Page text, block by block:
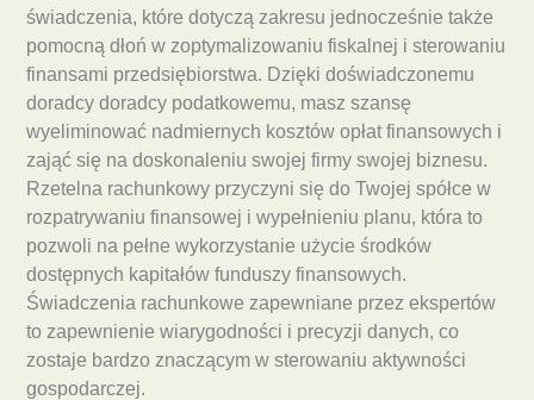
świadczenia, które dotyczą zakresu jednocześnie także
pomocną dłoń w zoptymalizowaniu fiskalnej i sterowaniu
finansami przedsiębiorstwa. Dzięki doświadczonemu
doradcy doradcy podatkowemu, masz szansę
wyeliminować nadmiernych kosztów opłat finansowych i
zająć się na doskonaleniu swojej firmy swojej biznesu.
Rzetelna rachunkowy przyczyni się do Twojej spółce w
rozpatrywaniu finansowej i wypełnieniu planu, która to
pozwoli na pełne wykorzystanie użycie środków
dostępnych kapitałów funduszy finansowych.
Świadczenia rachunkowe zapewniane przez ekspertów
to zapewnienie wiarygodności i precyzji danych, co
zostaje bardzo znaczącym w sterowaniu aktywności
gospodarczej.